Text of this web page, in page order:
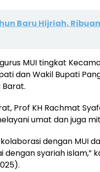
Baru Hijriah,
MUI tingkat
dan Wakil Bupati
Barat.
Prof KH Rachmat
umat dan juga
dengan MUI
dengan syariah islam,”